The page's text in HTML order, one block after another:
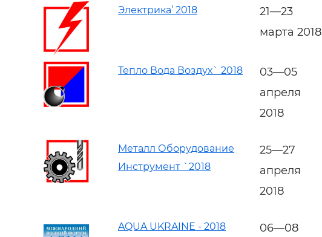
Электрика’ 2018
21—23
марта 2018
Тепло Вода Воздух` 2018
03—05
апреля
2018
Металл Оборудование
Инструмент `2018
25—27
апреля
2018
AQUA UKRAINE - 2018
06—08